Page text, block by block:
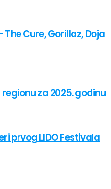
Cure, Gorillaz, Doja
za 2025. godinu
prvog LIDO Festivala